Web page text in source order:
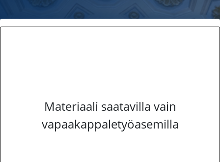
Materiaali saatavilla vain
vapaakappaletyöasemilla